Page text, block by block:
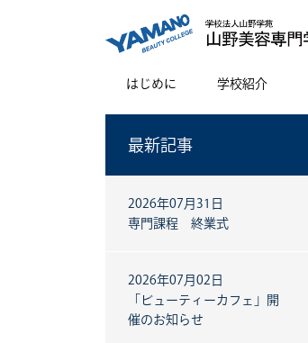
はじめに 学校紹介
最新記事
2026年07月31日
専門課程 終業式
2026年07月02日
「ビューティーカフェ」開
催のお知らせ